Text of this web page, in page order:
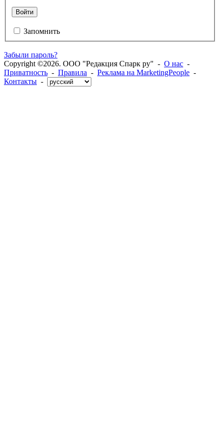
Войти
Запомнить
Забыли пароль?
Copyright ©2026. ООО "Редакция Спарк ру" - О нас -
Приватность - Правила - Реклама на MarketingPeople -
Контакты -